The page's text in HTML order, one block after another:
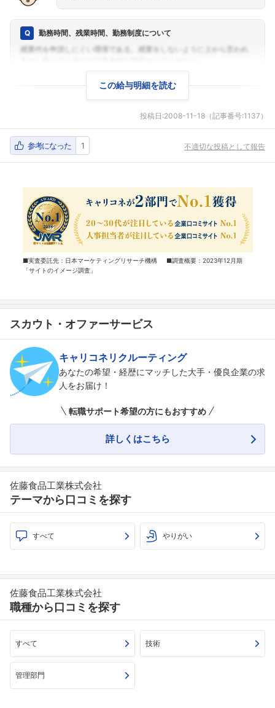
勤務時間、残業時間、勤務制度について
この給与明細を読む
投稿日:2008-11-18 （記事番号:1137）
参考になった 1 不適切な投稿として報告
■実査委託先：日本マーケティングリサーチ機構 ■調査概要：2023年12月期
「サイトのイメージ調査」
スカウト・オファーサービス
キャリコネリクルーティング
あなたの希望・経歴にマッチした大手・優良企業の求
人をお届け！
転職サポート希望の方にもおすすめ
詳しくはこちら
佐藤食品工業株式会社
テーマから口コミを探す
すべて やりがい
佐藤食品工業株式会社
職種から口コミを探す
すべて 技術
管理部門